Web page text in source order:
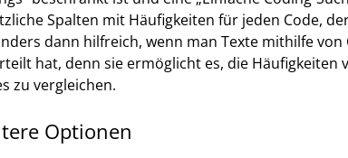
Spalten mit Häufigkeiten für jeden Code,
dann hilfreich, wenn man Texte mithilfe
hat, denn sie ermöglicht es, die
zu vergleichen.
Optionen